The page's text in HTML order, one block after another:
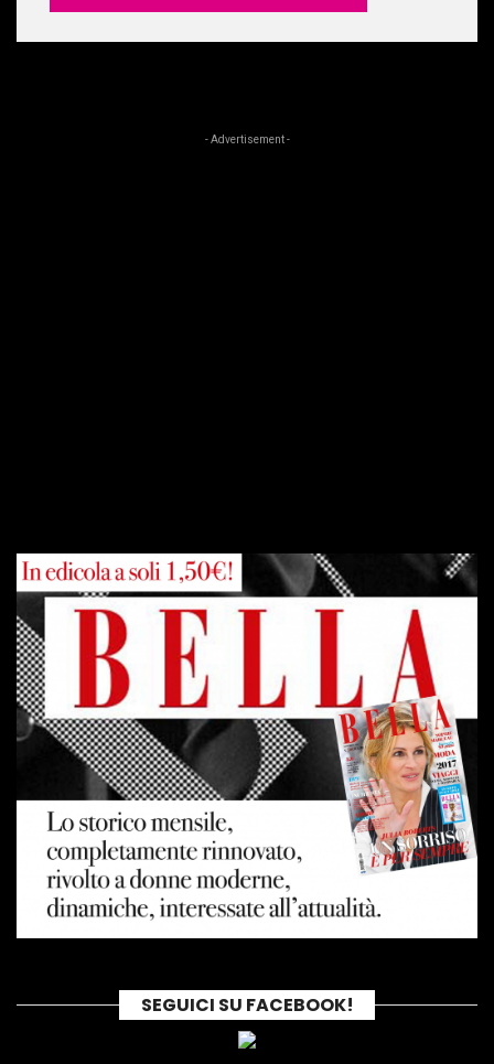
- Advertisement -
SEGUICI SU FACEBOOK!